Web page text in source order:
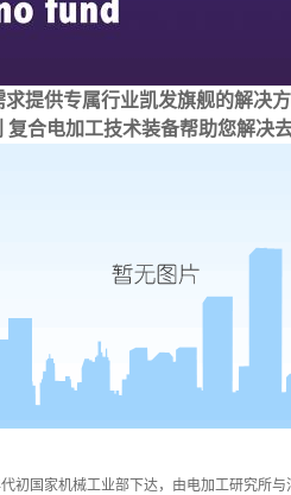
求提供专属行业凯发旗舰的解决
复合电加工技术装备帮助您解决
初国家机械工业部下达，由电加工研究所